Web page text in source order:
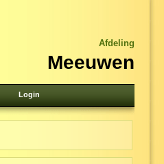
Afdeling
Meeuwen
Login